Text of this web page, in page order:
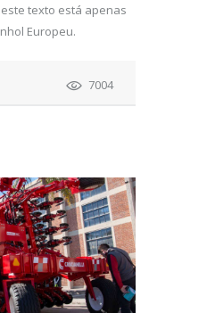
texto está apenas
Europeu.
7004